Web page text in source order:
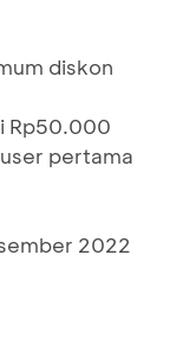
diskon
Rp50.000
pertama
2022